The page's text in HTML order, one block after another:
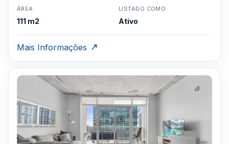
ÁREA
111 m2
LISTADO COMO
Ativo
Mais Informações